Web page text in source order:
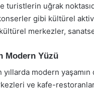
turistlerin uğrak
gibi kültürel
merkezler,
Modern Yüzü
yıllarda modern
ve kafe-